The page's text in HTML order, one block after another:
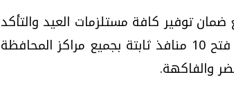
توفير كافة مستلزمات العيد والتأكد
من صلاحيتها بكافة المنافذ والأسواق مع استمرار فتح 10 منافذ ثابتة بجميع مراكز المحافظة
دليلك للتنسيق الجامعي .. تساؤلات
وإجابات
السبت، 01 اغسطس 2026 10:25 ص
واعدة